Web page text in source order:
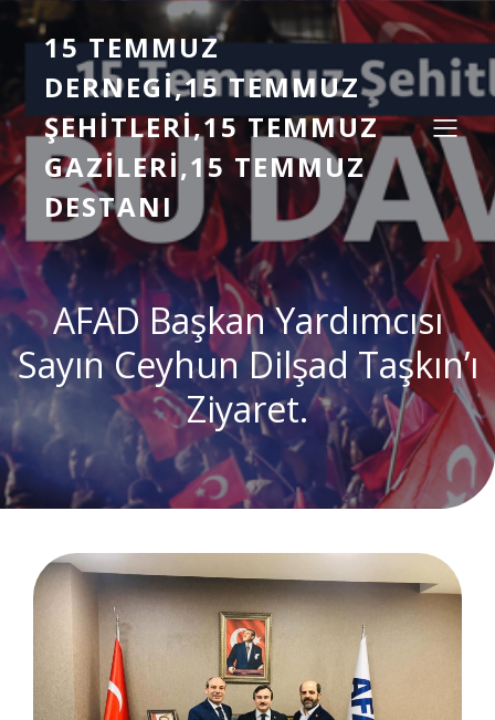
15 TEMMUZ
DERNEGI,15 TEMMUZ
ŞEHITLERI,15 TEMMUZ
GAZILERI,15 TEMMUZ
DESTANI
AFAD Başkan Yardımcısı
Sayın Ceyhun Dilşad Taşkın’ı
Ziyaret.